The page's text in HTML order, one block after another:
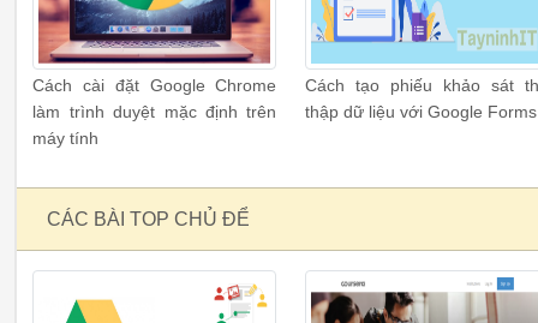
Cách cài đặt Google Chrome
làm trình duyệt mặc định trên
máy tính
Cách tạo phiếu khảo sát
thập dữ liệu với Google Forms
CÁC BÀI TOP CHỦ ĐỂ